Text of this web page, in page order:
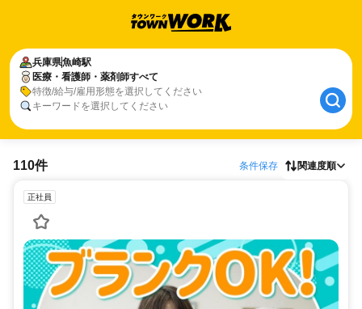
兵庫県魚崎駅
医療・看護師・薬剤師すべて
特徴/給与/雇用形態を選択してください
キーワードを選択してください
110件 条件保存 関連度順
正社員